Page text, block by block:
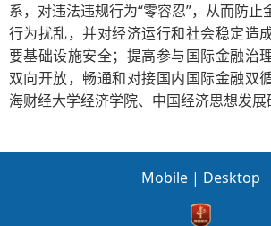
系，对违法违规行为“零容忍”，从而防
行为扰乱，并对经济运行和社会稳定造
要基础设施安全；提高参与国际金融治
双向开放，畅通和对接国内国际金融
海财经大学经济学院、中国经济思想发展
Mobile | Desktop